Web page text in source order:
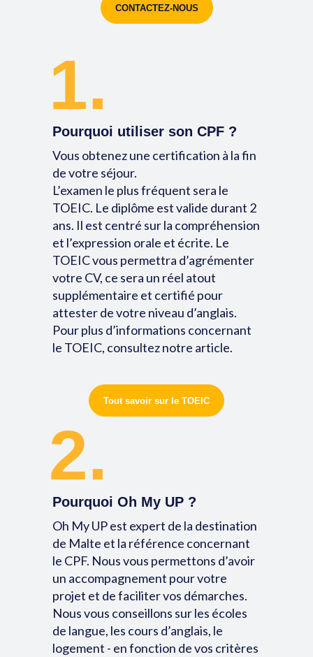
CONTACTEZ-NOUS
1.
Pourquoi utiliser son CPF ?
Vous obtenez une certification à la fin
de votre séjour.
L’examen le plus fréquent sera le
TOEIC. Le diplôme est valide durant 2
ans. Il est centré sur la compréhension
et l’expression orale et écrite. Le
TOEIC vous permettra d’agrémenter
votre CV, ce sera un réel atout
supplémentaire et certifié pour
attester de votre niveau d’anglais.
Pour plus d’informations concernant
le TOEIC, consultez notre article.
Tout savoir sur le TOEIC
2.
Pourquoi Oh My UP ?
Oh My UP est expert de la destination
de Malte et la référence concernant
le CPF. Nous vous permettons d’avoir
un accompagnement pour votre
projet et de faciliter vos démarches.
Nous vous conseillons sur les écoles
de langue, les cours d’anglais, le
logement - en fonction de vos critères